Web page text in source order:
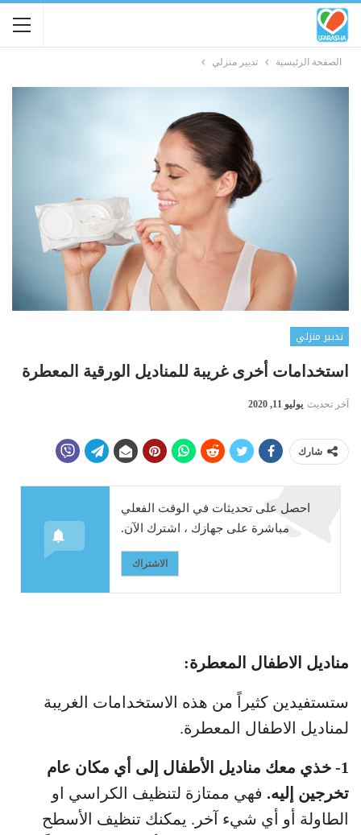
الصفحة الرئيسية تدبير منزلي
تدبير منزلي
استخدامات أخرى غريبة للمناديل الورقية المعطرة
آخر تحديث يوليو 11, 2020
شارك
احصل على تحديثات في الوقت الفعلي
مباشرة على جهازك ، اشترك الآن.
الاشتراك
مناديل الاطفال المعطرة:
ستستفيدين كثيراً من هذه الاستخدامات الغريبة
لمناديل الاطفال المعطرة.
1- خذي معك مناديل الأطفال إلى أي مكان عام
تخرجين إليه. فهي ممتازة لتنظيف الكراسي او
الطاولة أو أي شيء آخر. يمكنك تنظيف الأسطح